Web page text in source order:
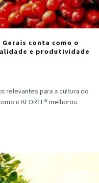
conta como o
e produtividade
relevantes para a cultura do
o KFORTE® melhorou